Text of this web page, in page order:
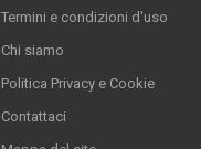
Termini e condizioni d'uso
Chi siamo
Politica Privacy e Cookie
Contattaci